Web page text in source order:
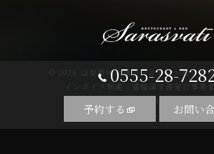
0555-28-
予約する お問い
© 2026 山梨県河口湖のレストランならサラ
インボイス制度：適格請求書発行事業
ALL RIGHTS RESERVED.